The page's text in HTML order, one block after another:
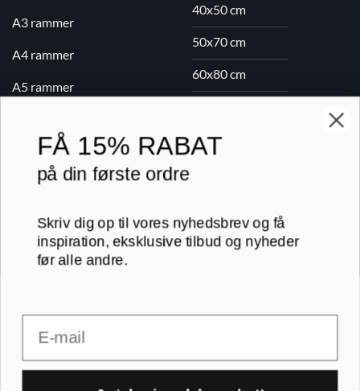
A3 rammer
A4 rammer
A5 rammer
40x50 cm
50x70 cm
60x80 cm
Printogrammer.dk · Navervej 21 · 8382 Hinnerup · CVR 40736166 ·
(+45) 8844 1630 · kundeservice@printogrammer.dk
© 2026 Printogrammer.dk
Pay
FÅ 15% RABAT
på din første ordre
Skriv dig op til vores nyhedsbrev og få
inspiration, eksklusive tilbud og nyheder
før alle andre.